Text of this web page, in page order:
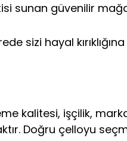
sunan güvenilir
sizi hayal
kalitesi, işçilik,
Doğru çelloyu